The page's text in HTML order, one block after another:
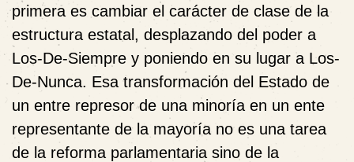
primera es cambiar el carácter de clase de la
estructura estatal, desplazando del poder a
Los-De-Siempre y poniendo en su lugar a Los-
De-Nunca. Esa transformación del Estado de
un entre represor de una minoría en un ente
representante de la mayoría no es una tarea
de la reforma parlamentaria sino de la